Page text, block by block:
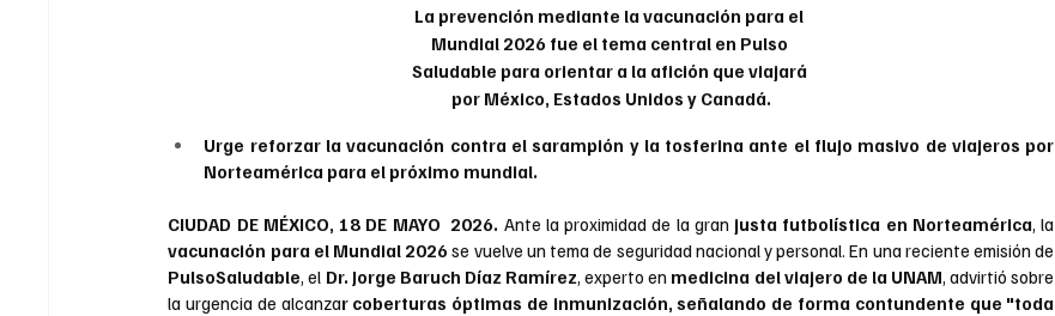
La prevención mediante la vacunación para el
Mundial 2026 fue el tema central en Pulso
Saludable para orientar a la afición que viajará
por México, Estados Unidos y Canadá.
Urge reforzar la vacunación contra el sarampión y la tosferina ante el flujo masivo de viajeros por
Norteamérica para el próximo mundial.
CIUDAD DE MÉXICO, 18 DE MAYO  2026. Ante la proximidad de la gran justa futbolística en Norteamérica
vacunación para el Mundial 2026
PulsoSaludable, el Dr. Jorge Baruch Díaz Ramírez, experto en medicina del viajero de la UNAM, advirtió sobre
la urgencia de alcanzar coberturas óptimas de inmunización, señalando de forma contundente que "toda